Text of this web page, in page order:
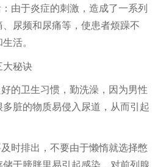
由于炎症的刺激，造成了一系列
尿频和尿痛等，使患者烦躁不
活。
大秘诀
的卫生习惯，勤洗澡，因为男性
脏的物质易侵入尿道，从而引起
时排出，不要由于懒惰就选择憋
于膀胱里易引起感染，对前列腺